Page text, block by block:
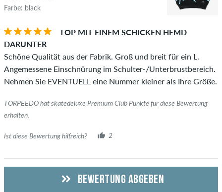
Farbe: black
TOP MIT EINEM SCHICKEN HEMD
DARUNTER
Schöne Qualität aus der Fabrik. Groß und breit für ein L.
Angemessene Einschnürung im Schulter-/Unterbrustbereich.
Nehmen Sie EVENTUELL eine Nummer kleiner als Ihre Größe.
TORPEEDO hat skatedeluxe Premium Club Punkte für diese Bewertung
erhalten.
Ist diese Bewertung hilfreich? 2
BEWERTUNG ABGEBEN